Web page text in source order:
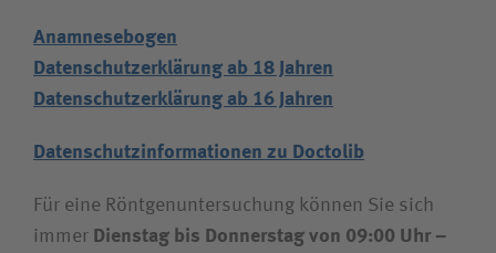
Anamnesebogen
Datenschutzerklärung ab 18 Jahren
Datenschutzerklärung ab 16 Jahren
Datenschutzinformationen zu Doctolib
Für eine Röntgenuntersuchung können Sie sich
immer Dienstag bis Donnerstag von 09:00 Uhr –